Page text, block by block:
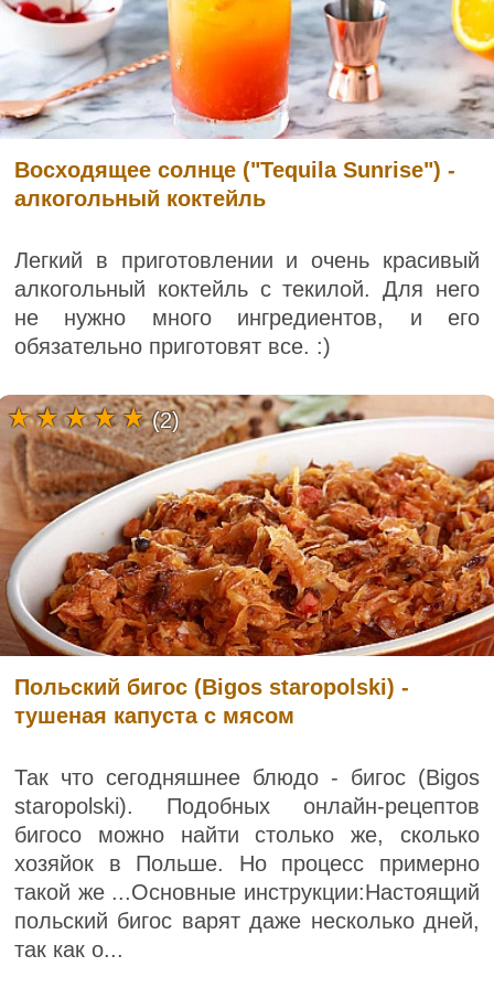
Восходящее солнце ("Tequila Sunrise") -
алкогольный коктейль
Легкий в приготовлении и очень красивый
алкогольный коктейль с текилой. Для него
не нужно много ингредиентов, и его
обязательно приготовят все. :)
Польский бигос (Bigos staropolski) -
тушеная капуста с мясом
Так что сегодняшнее блюдо - бигос (Bigos
staropolski). Подобных онлайн-рецептов
бигосо можно найти столько же, сколько
хозяйок в Польше. Но процесс примерно
такой же ...Основные инструкции:Настоящий
польский бигос варят даже несколько дней,
так как о...
(2)